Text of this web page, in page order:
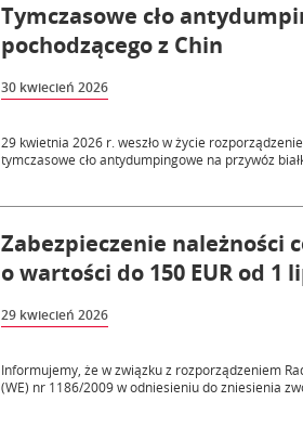
Tymczasowe cło
pochodzącego z Chin
30 kwiecień 2026
29 kwietnia 2026 r. weszło w życie
tymczasowe cło antydumpingowe na przywóz
Zabezpieczenie należności
o wartości do 150 EUR od 1
29 kwiecień 2026
Informujemy, że w związku z rozporządzeniem
(WE) nr 1186/2009 w odniesieniu do zniesienia